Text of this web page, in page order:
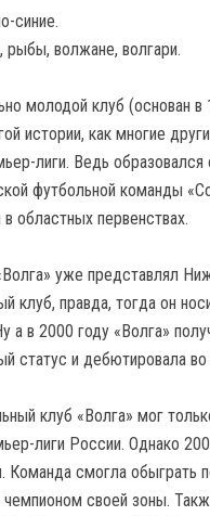
синие.
рыбы, волжане, волгари.
молодой клуб (основан в
истории, как многие
лиги. Ведь образовался
футбольной команды
областных первенствах.
уже представлял
клуб, правда, тогда он
а в 2000 году «Волга»
статус и дебютировала
клуб «Волга» мог
лиги России. Однако
Команда смогла обыграть
чемпионом своей зоны.